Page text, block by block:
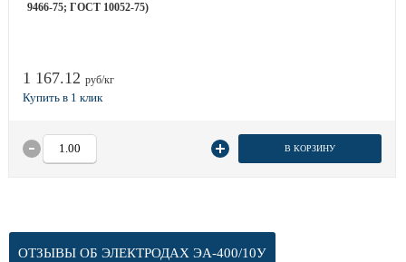
9466-75; ГОСТ 10052-75)
1 167.12 руб/кг
В КОРЗИНУ
ОТЗЫВЫ ОБ ЭЛЕКТРОДАХ ЭА-400/10У